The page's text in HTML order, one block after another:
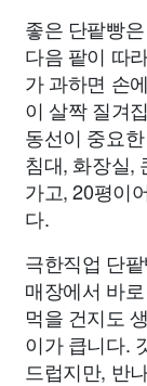
좋은 단팥빵
다음 팥이 따
가 과하면 손
이 살짝 질겨
동선이 중요
침대, 화장실,
가고, 20평이
다.
극한직업 단
매장에서 바
먹을 건지도
이가 큽니다.
드럽지만, 반